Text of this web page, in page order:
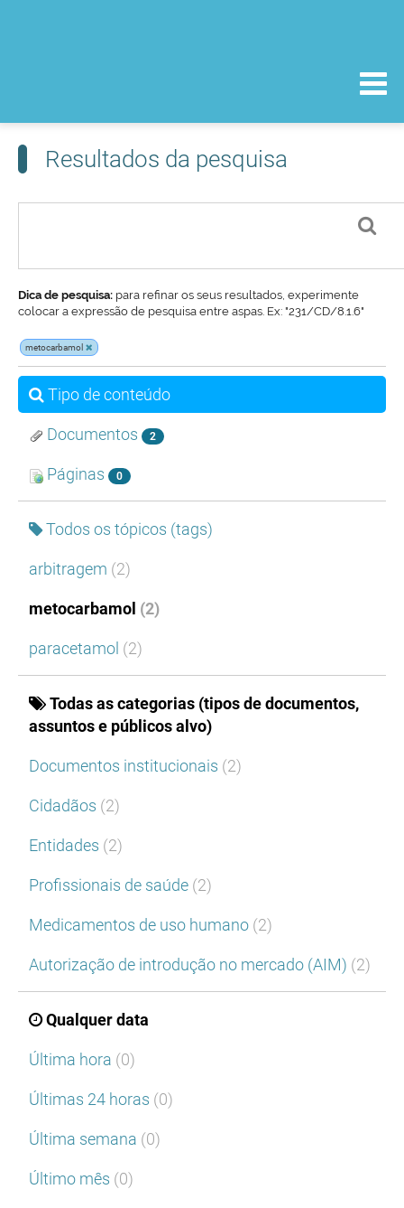
Resultados da pesquisa
Dica de pesquisa: para refinar os seus resultados, experimente
colocar a expressão de pesquisa entre aspas. Ex: "231/CD/8.1.6"
metocarbamol
Tipo de conteúdo
Documentos 2
Páginas 0
Todos os tópicos (tags)
arbitragem (2)
metocarbamol (2)
paracetamol (2)
Todas as categorias (tipos de documentos,
assuntos e públicos alvo)
Documentos institucionais (2)
Cidadãos (2)
Entidades (2)
Profissionais de saúde (2)
Medicamentos de uso humano (2)
Autorização de introdução no mercado (AIM) (2)
Qualquer data
Última hora (0)
Últimas 24 horas (0)
Última semana (0)
Último mês (0)